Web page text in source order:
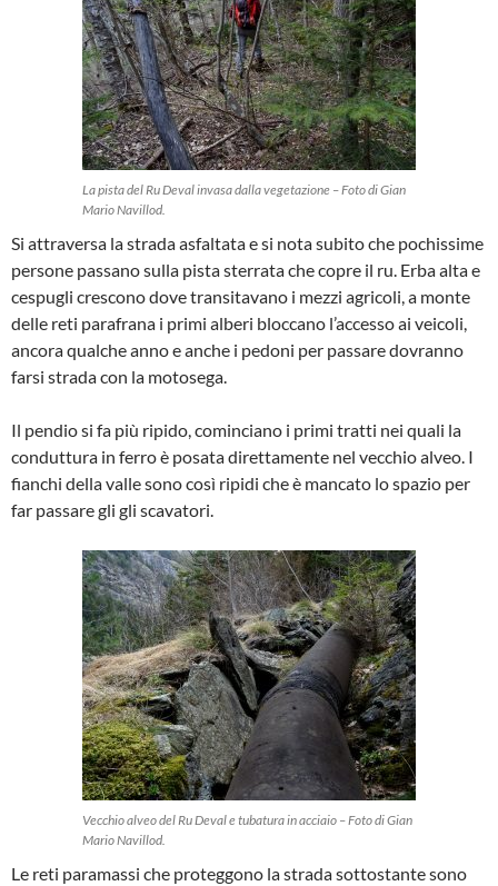
La pista del Ru Deval invasa dalla vegetazione – Foto di Gian
Mario Navillod.
Si attraversa la strada asfaltata e si nota subito che pochissime
persone passano sulla pista sterrata che copre il ru. Erba alta e
cespugli crescono dove transitavano i mezzi agricoli, a monte
delle reti parafrana i primi alberi bloccano l’accesso ai veicoli,
ancora qualche anno e anche i pedoni per passare dovranno
farsi strada con la motosega.
Il pendio si fa più ripido, cominciano i primi tratti nei quali la
conduttura in ferro è posata direttamente nel vecchio alveo. I
fianchi della valle sono così ripidi che è mancato lo spazio per
far passare gli gli scavatori.
Vecchio alveo del Ru Deval e tubatura in acciaio – Foto di Gian
Mario Navillod.
Le reti paramassi che proteggono la strada sottostante sono